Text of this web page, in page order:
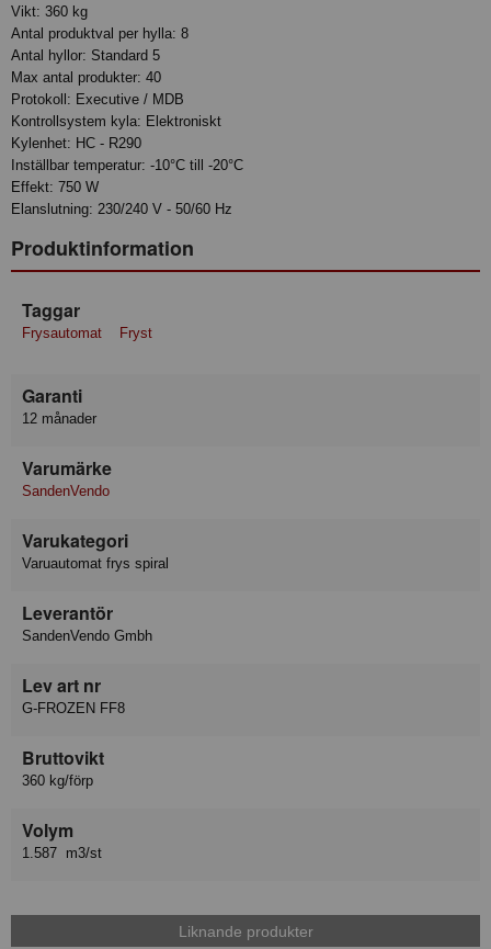
Vikt: 360 kg
Antal produktval per hylla: 8
Antal hyllor: Standard 5
Max antal produkter: 40
Protokoll: Executive / MDB
Kontrollsystem kyla: Elektroniskt
Kylenhet: HC - R290
Inställbar temperatur: -10°C till -20°C
Effekt: 750 W
Elanslutning: 230/240 V - 50/60 Hz
Produktinformation
Taggar
Frysautomat Fryst
Garanti
12 månader
Varumärke
SandenVendo
Varukategori
Varuautomat frys spiral
Leverantör
SandenVendo Gmbh
Lev art nr
G-FROZEN FF8
Bruttovikt
360 kg/förp
Volym
1.587 m3/st
Liknande produkter